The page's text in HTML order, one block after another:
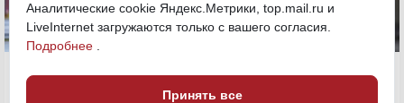
7 июля, 10:00 ДФО
Аналитические cookie Яндекс.Метрики, top.mail.ru и
LiveInternet загружаются только с вашего согласия.
Подробнее
Принять все